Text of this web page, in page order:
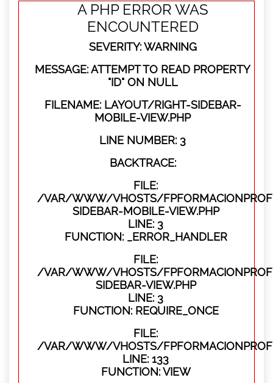
A PHP ERROR WAS
ENCOUNTERED
SEVERITY: WARNING
MESSAGE: ATTEMPT TO READ PROPERTY
"ID" ON NULL
FILENAME: LAYOUT/RIGHT-SIDEBAR-
MOBILE-VIEW.PHP
LINE NUMBER: 3
BACKTRACE:
FILE:
/VAR/WWW/VHOSTS/
SIDEBAR-MOBILE-VIEW.PHP
LINE: 3
FUNCTION: _ERROR_HANDLER
FILE:
/VAR/WWW/VHOSTS/
SIDEBAR-VIEW.PHP
LINE: 3
FUNCTION: REQUIRE_ONCE
FILE:
/VAR/WWW/VHOSTS/
LINE: 133
FUNCTION: VIEW